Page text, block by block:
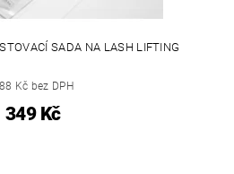
SADA NA LASH LIFTING
Kč bez DPH
349 Kč